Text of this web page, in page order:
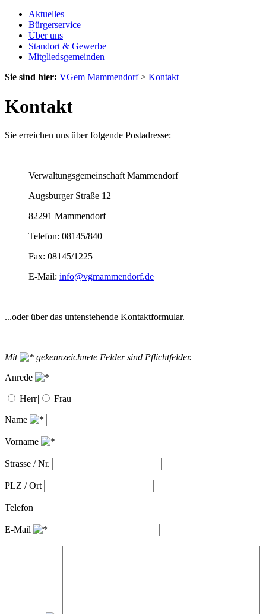
Aktuelles
Bürgerservice
Über uns
Standort & Gewerbe
Mitgliedsgemeinden
Sie sind hier: VGem Mammendorf> Kontakt
Kontakt
Sie erreichen uns über folgende Postadresse:
Verwaltungsgemeinschaft Mammendorf
Augsburger Straße 12
82291 Mammendorf
Telefon: 08145/840
Fax: 08145/1225
E-Mail: info@vgmammendorf.de
...oder über das untenstehende Kontaktformular.
Mit
gekennzeichnete Felder sind Pflichtfelder.
Anrede
Herr| Frau
Name
Vorname
Strasse / Nr.
PLZ / Ort
Telefon
E-Mail